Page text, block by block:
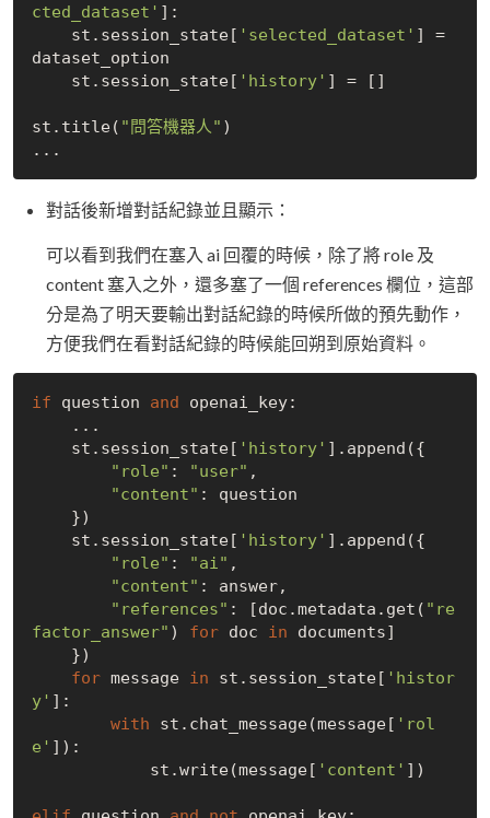
cted_dataset' ]:
    st.session_state[
'selected_dataset' ] =
dataset_option
    st.session_state[
'history' ] = []
st.title( "問答機器人" )
對話後新增對話紀錄並且顯示：
可以看到我們在塞入 ai 回覆的時候，除了將 role 及
content 塞入之外，還多塞了一個 references 欄位，這部
分是為了明天要輸出對話紀錄的時候所做的預先動作，
方便我們在看對話紀錄的時候能回朔到原始資料。
if question and openai_key:
    st.session_state[
'history' ].append({
"role" : "user" ,
"content" : question
    st.session_state[
'history' ].append({
"role" : "ai" ,
"content" : answer,
"references" : [doc.metadata.get( "re
factor_answer" ) for doc in documents]
for message in st.session_state[ 'histor
y' ]:
with st.chat_message(message[ 'rol
e' ]):
            st.write(message[
'content' ])